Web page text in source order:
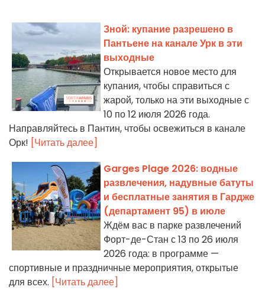
Зной: купание разрешено в
Пантьене на канале Урк в эти
выходные
Открывается новое место для
купания, чтобы справиться с
жарой, только на эти выходные с
10 по 12 июля 2026 года.
Направляйтесь в Пантин, чтобы освежиться в канале
Орк! [Читать далее]
Garges Plage 2026: водные
развлечения, надувные батуты
и бесплатные занятия в Гардже
(департамент 95) в июле
Ждём вас в парке развлечений
Форт-де-Стан с 13 по 26 июля
2026 года: в программе —
спортивные и праздничные мероприятия, открытые
для всех. [Читать далее]